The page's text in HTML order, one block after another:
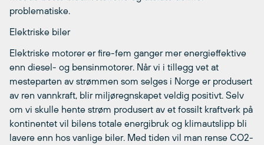
problematiske.
Elektriske biler
Elektriske motorer er fire-fem ganger mer energieffektive
enn diesel- og bensinmotorer. Når vi i tillegg vet at
mesteparten av strømmen som selges i Norge er produsert
av ren vannkraft, blir miljøregnskapet veldig positivt. Selv
om vi skulle hente strøm produsert av et fossilt kraftverk på
kontinentet vil bilens totale energibruk og klimautslipp bli
lavere enn hos vanlige biler. Med tiden vil man rense CO2-